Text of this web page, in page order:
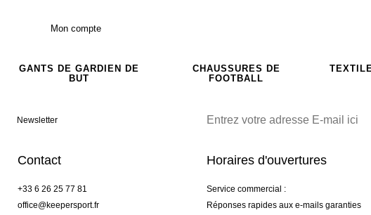
Mon compte
GANTS DE GARDIEN DE
BUT
CHAUSSURES DE
FOOTBALL
Newsletter
Contact
+33 6 26 25 77 81
office@keepersport.fr
Horaires d'ouvertures
Service commercial :
Réponses rapides aux e-mails garanties